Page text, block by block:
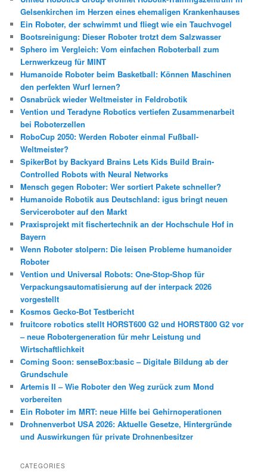
n
Gelsenkirchen im Herzen eines ehemaligen Krankenhauses
Ein Roboter, der schwimmt und fliegt wie ein Tauchvogel
Bootsreinigung: Dieser Roboter trotzt dem Salzwasser
Sphero im Vergleich: Vom einfachen Roboterball zum
Lernwerkzeug für MINT
Humanoide Roboter beim Basketball: Können Maschinen
den perfekten Wurf lernen?
Osnabrück wieder Weltmeister in Feldrobotik
Vention und Teradyne Robotics vertiefen Zusammenarbeit
bei Roboterzellen
RoboCup 2050: Werden Roboter einmal Fußball-
Weltmeister?
SpikerBot by Backyard Brains Lets Kids Build Brain-
Controlled Robots with Neural Networks
Mensch gegen Roboter: Wer sortiert Pakete schneller?
Humanoide Robotik aus Deutschland: igus bringt neuen
Serviceroboter auf den Markt
Praxisprojekt mit fischertechnik an der Hochschule Hof in
Bayern
Wenn Roboter stolpern: Die leisen Probleme humanoider
Roboter
Vention und Universal Robots: One-Stop-Shop für
Verpackungsautomatisierung auf der interpack 2026
vorgestellt
Kosmos Gecko-Bot Testbericht
fruitcore robotics stellt HORST600 G2 und HORST800 G2 vor
– neue Robotergeneration für mehr Leistung und
Wirtschaftlichkeit
Coming Soon: senseBox:basic – Digitale Bildung ab der
Grundschule
Artemis II – Wie Roboter den Weg zurück zum Mond
vorbereiten
Ein Roboter im MRT: neue Hilfe bei Gehirnoperationen
Drohnenverbot USA 2026: Aktuelle Gesetze, Hintergründe
und Auswirkungen für private Drohnenbesitzer
CATEGORIES